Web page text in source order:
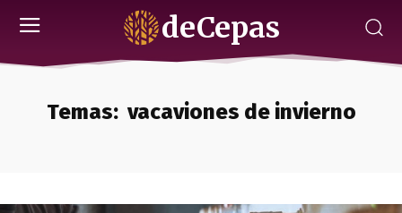
deCepas
Temas: vacaviones de invierno